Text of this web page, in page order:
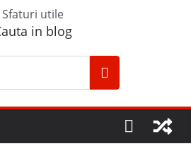
Sfaturi utile
in blog